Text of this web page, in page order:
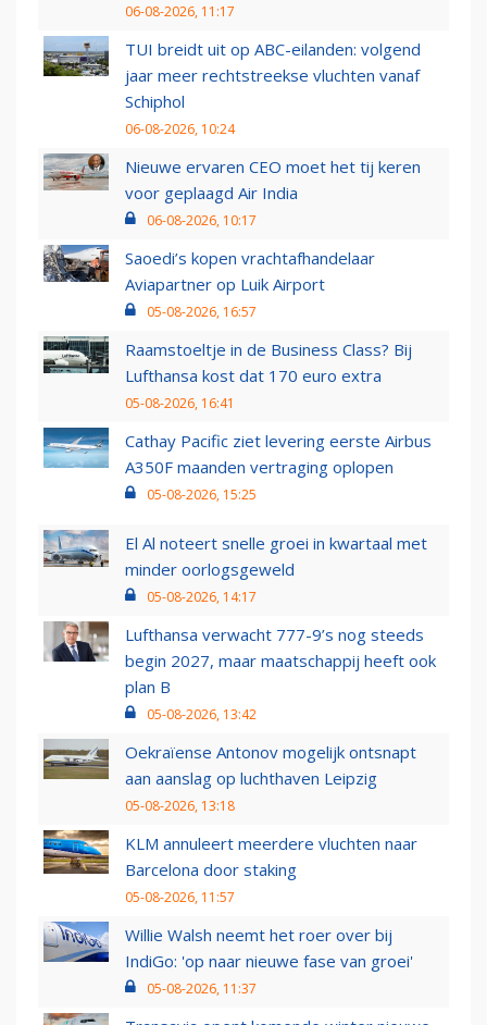
06-08-2026, 11:17
TUI breidt uit op ABC-eilanden: volgend
jaar meer rechtstreekse vluchten vanaf
Schiphol
06-08-2026, 10:24
Nieuwe ervaren CEO moet het tij keren
voor geplaagd Air India
06-08-2026, 10:17
Saoedi’s kopen vrachtafhandelaar
Aviapartner op Luik Airport
05-08-2026, 16:57
Raamstoeltje in de Business Class? Bij
Lufthansa kost dat 170 euro extra
05-08-2026, 16:41
Cathay Pacific ziet levering eerste Airbus
A350F maanden vertraging oplopen
05-08-2026, 15:25
El Al noteert snelle groei in kwartaal met
minder oorlogsgeweld
05-08-2026, 14:17
Lufthansa verwacht 777-9’s nog steeds
begin 2027, maar maatschappij heeft ook
plan B
05-08-2026, 13:42
Oekraïense Antonov mogelijk ontsnapt
aan aanslag op luchthaven Leipzig
05-08-2026, 13:18
KLM annuleert meerdere vluchten naar
Barcelona door staking
05-08-2026, 11:57
Willie Walsh neemt het roer over bij
IndiGo: 'op naar nieuwe fase van groei'
05-08-2026, 11:37